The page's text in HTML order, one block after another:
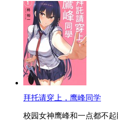
拜托请穿上，鹰峰同学
校园女神鹰峰和一点都不